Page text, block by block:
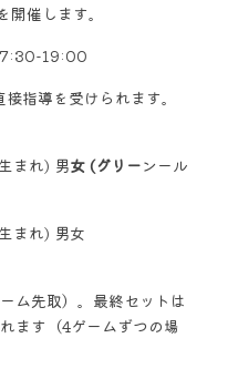
開催します。
19:00
指導を受けられます。
まれ) 男女 (グリーンール
まれ) 男女
ム先取）。最終セットは
ます（4ゲームずつの場